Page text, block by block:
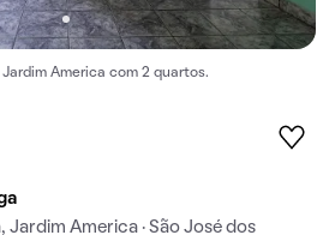
America com 2 quartos.
America · São José dos